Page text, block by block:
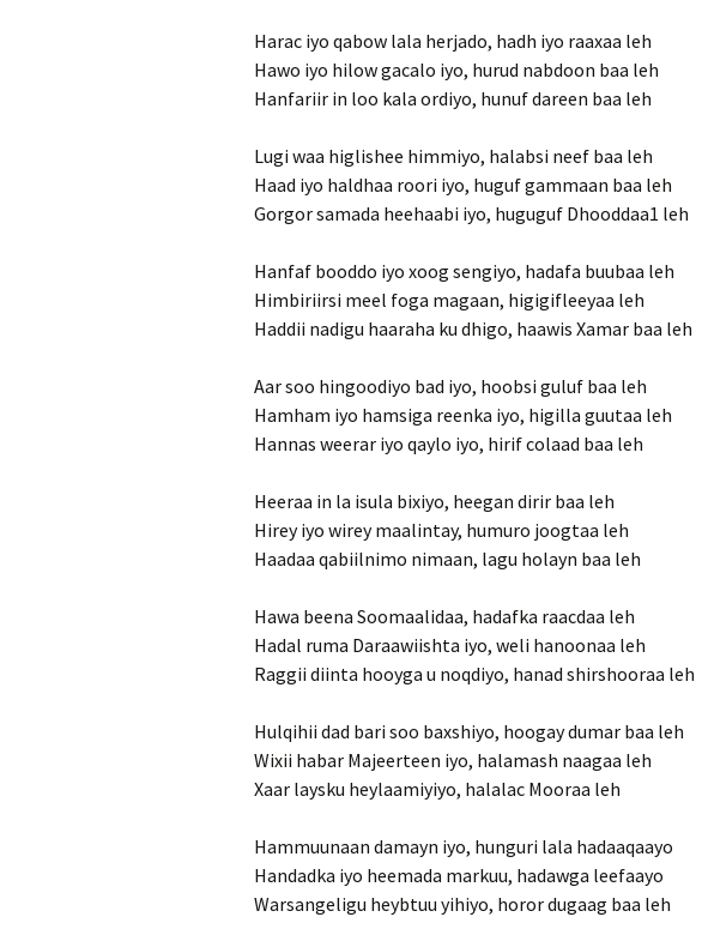
Harac iyo qabow lala herjado, hadh iyo raaxaa leh
Hawo iyo hilow gacalo iyo, hurud nabdoon baa leh
Hanfariir in loo kala ordiyo, hunuf dareen baa leh
Lugi waa higlishee himmiyo, halabsi neef baa leh
Haad iyo haldhaa roori iyo, huguf gammaan baa leh
Gorgor samada heehaabi iyo, huguguf Dhooddaa1 leh
Hanfaf booddo iyo xoog sengiyo, hadafa buubaa leh
Himbiriirsi meel foga magaan, higigifleeyaa leh
Haddii nadigu haaraha ku dhigo, haawis Xamar baa leh
Aar soo hingoodiyo bad iyo, hoobsi guluf baa leh
Hamham iyo hamsiga reenka iyo, higilla guutaa leh
Hannas weerar iyo qaylo iyo, hirif colaad baa leh
Heeraa in la isula bixiyo, heegan dirir baa leh
Hirey iyo wirey maalintay, humuro joogtaa leh
Haadaa qabiilnimo nimaan, lagu holayn baa leh
Hawa beena Soomaalidaa, hadafka raacdaa leh
Hadal ruma Daraawiishta iyo, weli hanoonaa leh
Raggii diinta hooyga u noqdiyo, hanad shirshooraa leh
Hulqihii dad bari soo baxshiyo, hoogay dumar baa leh
Wixii habar Majeerteen iyo, halamash naagaa leh
Xaar laysku heylaamiyiyo, halalac Mooraa leh
Hammuunaan damayn iyo, hunguri lala hadaaqaayo
Handadka iyo heemada markuu, hadawga leefaayo
Warsangeligu heybtuu yihiyo, horor dugaag baa leh